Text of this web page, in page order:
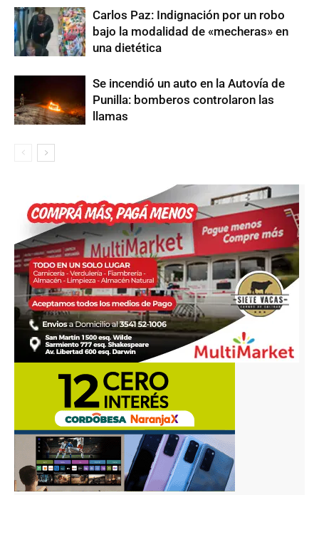
Carlos Paz: Indignación por un robo
bajo la modalidad de «mecheras» en
una dietética
Se incendió un auto en la Autovía de
Punilla: bomberos controlaron las
llamas